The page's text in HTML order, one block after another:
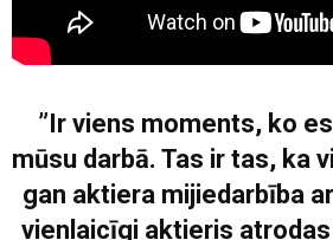
”Ir viens moments, ko
mūsu darbā. Tas ir tas, ka
gan aktiera mijiedarbība
vienlaicīgi aktieris atrodas